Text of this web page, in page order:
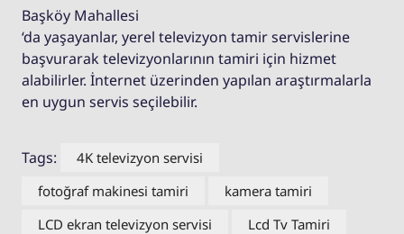
Başköy Mahallesi
‘da yaşayanlar, yerel televizyon tamir servislerine
başvurarak televizyonlarının tamiri için hizmet
alabilirler. İnternet üzerinden yapılan araştırmalarla
en uygun servis seçilebilir.
Tags:
4K televizyon servisi
fotoğraf makinesi tamiri
kamera tamiri
LCD ekran televizyon servisi
Lcd Tv Tamiri